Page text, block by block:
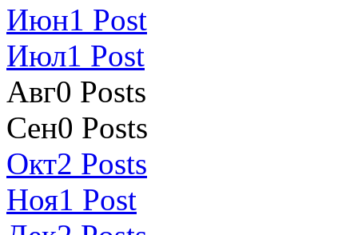
Июн1 Post
Июл1 Post
Авг0 Posts
Сен0 Posts
Окт2 Posts
Ноя1 Post